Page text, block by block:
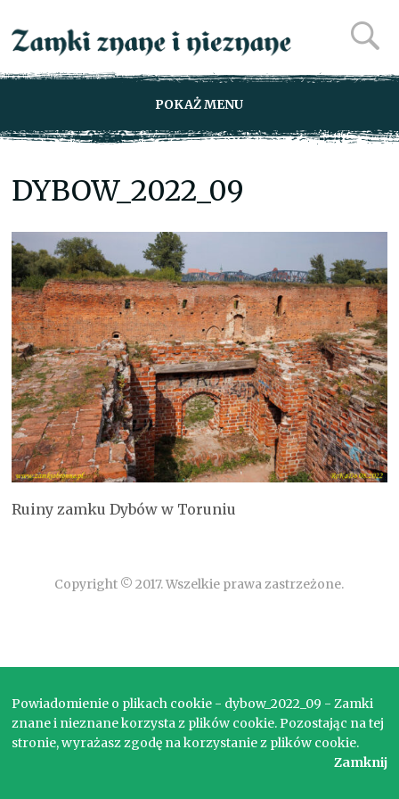
POKAŻ MENU
DYBOW_2022_09
Ruiny zamku Dybów w Toruniu
Copyright © 2017. Wszelkie prawa zastrzeżone.
Powiadomienie o plikach cookie - dybow_2022_09 - Zamki
znane i nieznane korzysta z plików cookie. Pozostając na tej
stronie, wyrażasz zgodę na korzystanie z plików cookie.
Zamknij